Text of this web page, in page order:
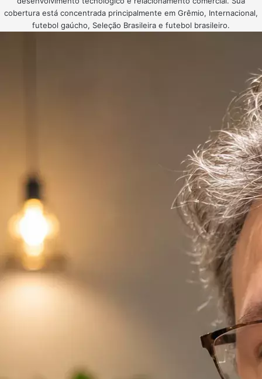
cobertura está concentrada principalmente em Grêmio, Internacional,
futebol gaúcho, Seleção Brasileira e futebol brasileiro.